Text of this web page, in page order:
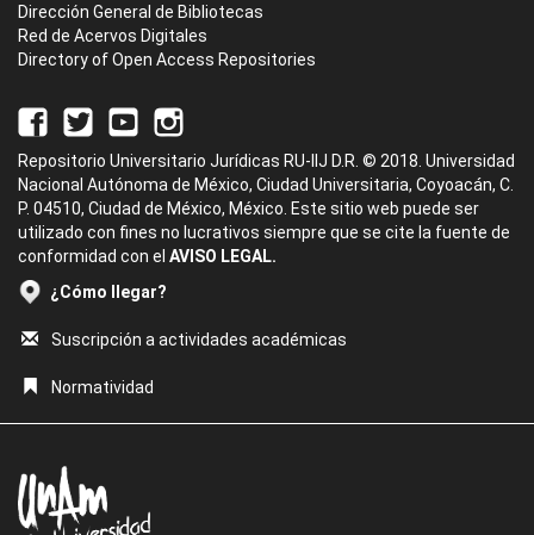
Dirección General de Bibliotecas
Red de Acervos Digitales
Directory of Open Access Repositories
Repositorio Universitario Jurídicas RU-IIJ D.R. © 2018. Universidad
Nacional Autónoma de México, Ciudad Universitaria, Coyoacán, C.
P. 04510, Ciudad de México, México. Este sitio web puede ser
utilizado con fines no lucrativos siempre que se cite la fuente de
conformidad con el AVISO LEGAL.
¿Cómo llegar?
Suscripción a actividades académicas
Normatividad